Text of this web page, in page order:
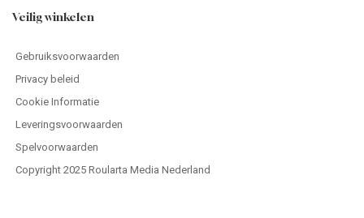
Veilig winkelen
Gebruiksvoorwaarden
Privacy beleid
Cookie Informatie
Leveringsvoorwaarden
Spelvoorwaarden
Copyright 2025 Roularta Media Nederland